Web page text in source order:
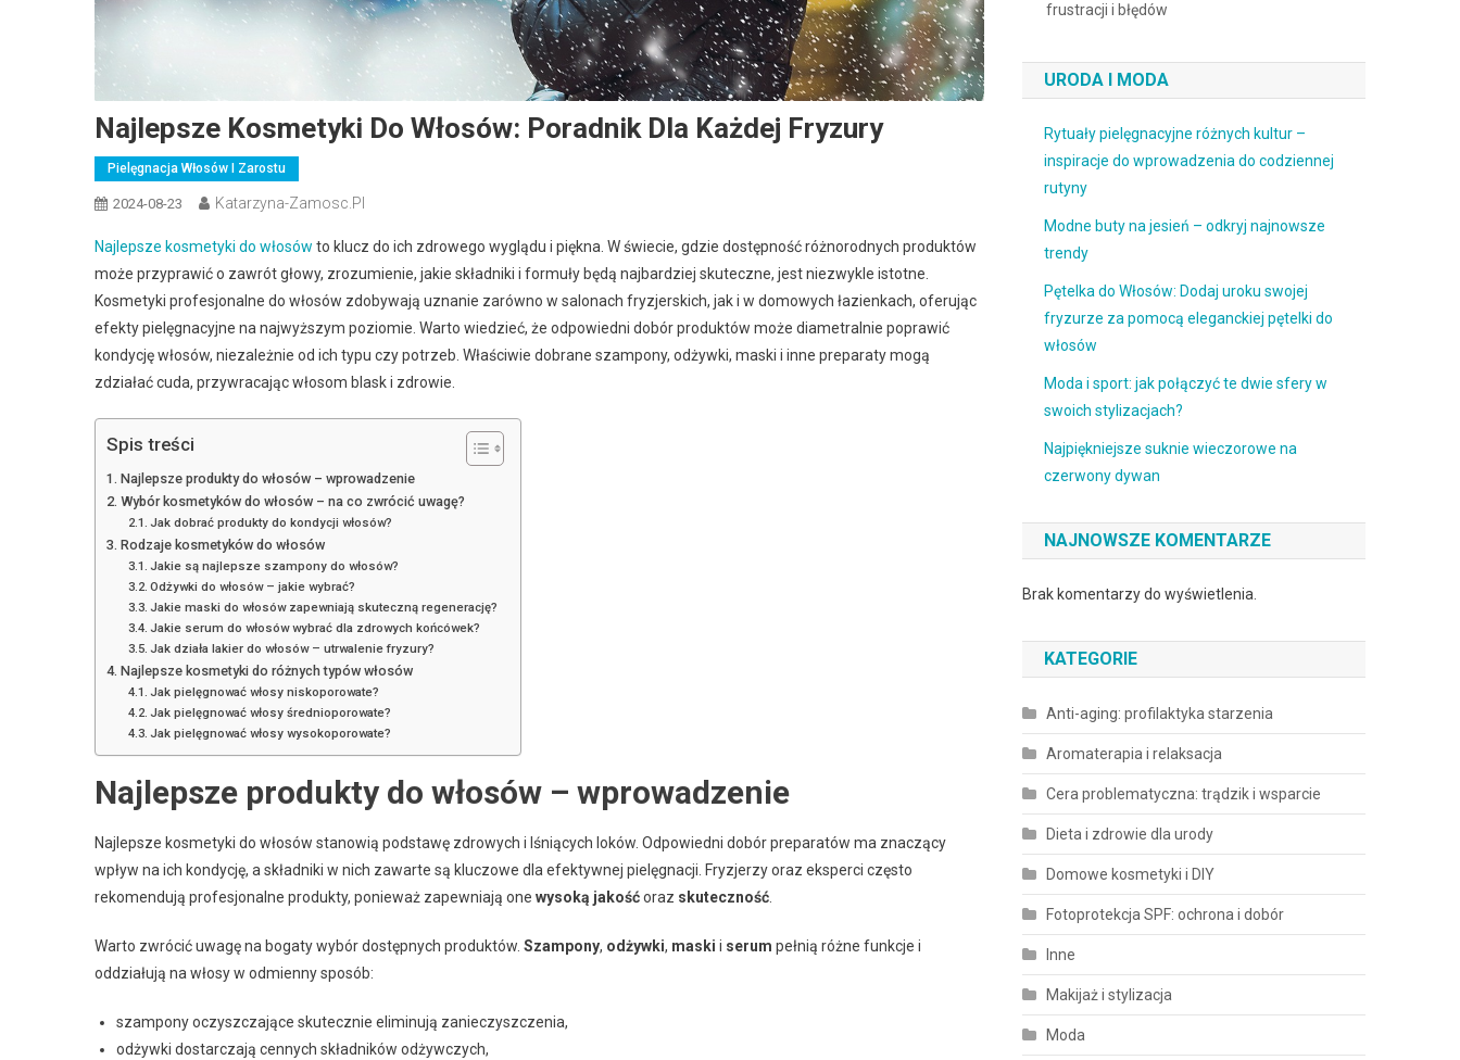
Najlepsze Kosmetyki Do Włosów: Poradnik Dla Każdej Fryzury
Pielęgnacja Włosów I Zarostu
2024-08-23 Katarzyna-Zamosc.pl
Najlepsze kosmetyki do włosów to klucz do ich zdrowego wyglądu i piękna. W świecie, gdzie dostępność różnorodnych produktów
może przyprawić o zawrót głowy, zrozumienie, jakie składniki i formuły będą najbardziej skuteczne, jest niezwykle istotne.
Kosmetyki profesjonalne do włosów zdobywają uznanie zarówno w salonach fryzjerskich, jak i w domowych łazienkach, oferując
efekty pielęgnacyjne na najwyższym poziomie. Warto wiedzieć, że odpowiedni dobór produktów może diametralnie poprawić
kondycję włosów, niezależnie od ich typu czy potrzeb. Właściwie dobrane szampony, odżywki, maski i inne preparaty mogą
zdziałać cuda, przywracając włosom blask i zdrowie.
Spis treści
Najlepsze produkty do włosów – wprowadzenie
Wybór kosmetyków do włosów – na co zwrócić uwagę?
Jak dobrać produkty do kondycji włosów?
Rodzaje kosmetyków do włosów
Jakie są najlepsze szampony do włosów?
Odżywki do włosów – jakie wybrać?
Jakie maski do włosów zapewniają skuteczną regenerację?
Jakie serum do włosów wybrać dla zdrowych końcówek?
Jak działa lakier do włosów – utrwalenie fryzury?
Najlepsze kosmetyki do różnych typów włosów
Jak pielęgnować włosy niskoporowate?
Jak pielęgnować włosy średnioporowate?
Jak pielęgnować włosy wysokoporowate?
Najlepsze produkty do włosów – wprowadzenie
Najlepsze kosmetyki do włosów stanowią podstawę zdrowych i lśniących loków. Odpowiedni dobór preparatów ma znaczący
wpływ na ich kondycję, a składniki w nich zawarte są kluczowe dla efektywnej pielęgnacji. Fryzjerzy oraz eksperci często
rekomendują profesjonalne produkty, ponieważ zapewniają one wysoką jakośćoraz skuteczność.
Warto zwrócić uwagę na bogaty wybór dostępnych produktów. Szampony, odżywki, maski i serum pełnią różne funkcje i
oddziałują na włosy w odmienny sposób:
szampony oczyszczające skutecznie eliminują zanieczyszczenia,
odżywki dostarczają cennych składników odżywczych,
frustracji i błędów
URODA I MODA
Rytuały pielęgnacyjne różnych kultur –
inspiracje do wprowadzenia do codziennej
rutyny
Modne buty na jesień – odkryj najnowsze
trendy
Pętelka do Włosów: Dodaj uroku swojej
fryzurze za pomocą eleganckiej pętelki do
włosów
Moda i sport: jak połączyć te dwie sfery w
swoich stylizacjach?
Najpiękniejsze suknie wieczorowe na
czerwony dywan
NAJNOWSZE KOMENTARZE
Brak komentarzy do wyświetlenia.
KATEGORIE
Anti-aging: profilaktyka starzenia
Aromaterapia i relaksacja
Cera problematyczna: trądzik i wsparcie
Dieta i zdrowie dla urody
Domowe kosmetyki i DIY
Fotoprotekcja SPF: ochrona i dobór
Inne
Makijaż i stylizacja
Moda